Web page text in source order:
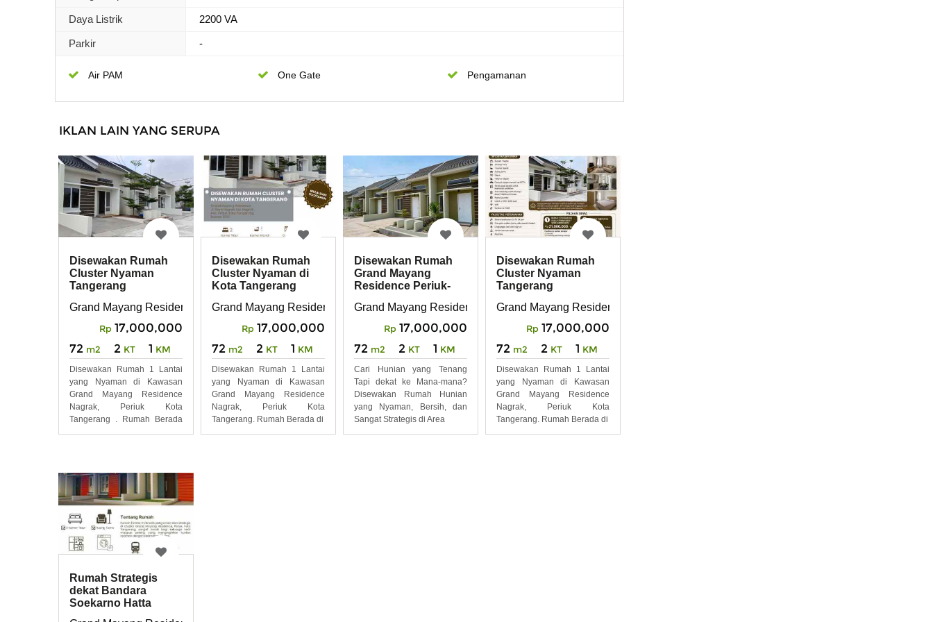
Daya Listrik 2200 VA
Parkir -
Air PAM One Gate Pengamanan
IKLAN LAIN YANG SERUPA
Disewakan Rumah
Cluster Nyaman
Tangerang
Grand Mayang Residence Jl. Raya Nagrak, Kel. Nagrak Kec. Periuk, Kota Tangerang Banten 15131
Rp 17,000,000
72 m2 2 KT 1 KM
Disewakan Rumah 1 Lantai
yang Nyaman di Kawasan
Grand Mayang Residence
Nagrak, Periuk Kota
Tangerang . Rumah Berada
Disewakan Rumah
Cluster Nyaman di
Kota Tangerang
Grand Mayang Residence JI. Raya Nagrak, Kel. Nagrak Kec. Periuk, Kota Tangerang Banten 15131
Rp 17,000,000
72 m2 2 KT 1 KM
Disewakan Rumah 1 Lantai
yang Nyaman di Kawasan
Grand Mayang Residence
Nagrak, Periuk Kota
Tangerang. Rumah Berada di
Disewakan Rumah
Grand Mayang
Residence Periuk-
Soetta
Grand Mayang Residence
Rp 17,000,000
72 m2 2 KT 1 KM
Cari Hunian yang Tenang
Tapi dekat ke Mana-mana?
Disewakan Rumah Hunian
yang Nyaman, Bersih, dan
Sangat Strategis di Area
Disewakan Rumah
Cluster Nyaman
Tangerang
Grand Mayang Residence Jl. Raya Nagrak, Kel. Nagrak Kec. Periuk, Kota Tangerang
Rp 17,000,000
72 m2 2 KT 1 KM
Disewakan Rumah 1 Lantai
yang Nyaman di Kawasan
Grand Mayang Residence
Nagrak, Periuk Kota
Tangerang. Rumah Berada di
Rumah Strategis
dekat Bandara
Soekarno Hatta